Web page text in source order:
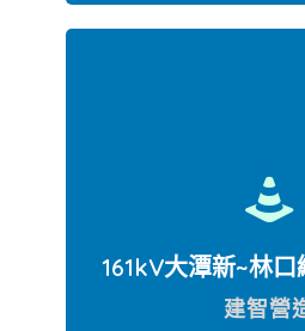
161kV大潭新~林
建智營